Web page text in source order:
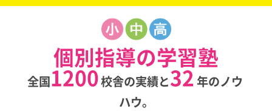
個別指導の学習塾
全国1200校舎の実績と32年のノウ
ハウ。